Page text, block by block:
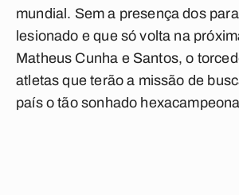
mundial. Sem a presença dos
lesionado e que só volta na
Matheus Cunha e Santos, o
atletas que terão a missão de
país o tão sonhado